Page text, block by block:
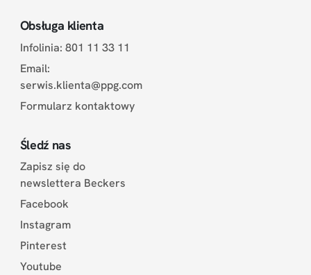
Obsługa klienta
Infolinia: 801 11 33 11
Email:
serwis.klienta@ppg.com
Formularz kontaktowy
Śledź nas
Zapisz się do
newslettera Beckers
Facebook
Instagram
Pinterest
Youtube